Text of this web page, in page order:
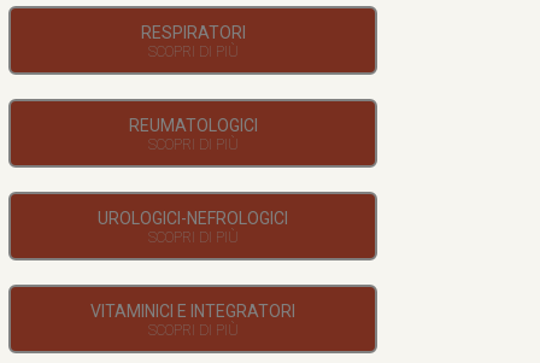
RESPIRATORI
REUMATOLOGICI
UROLOGICI-NEFROLOGICI
VITAMINICI E INTEGRATORI